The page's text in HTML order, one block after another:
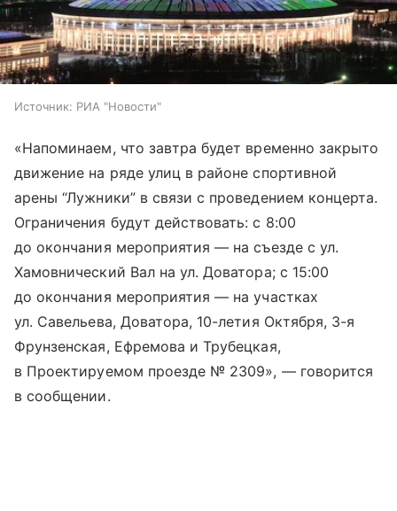
Источник: РИА "Новости"
«Напоминаем, что завтра будет временно закрыто
движение на ряде улиц в районе спортивной
арены “Лужники” в связи с проведением концерта.
Ограничения будут действовать: с 8:00
до окончания мероприятия — на съезде с ул.
Хамовнический Вал на ул. Доватора; с 15:00
до окончания мероприятия — на участках
ул. Савельева, Доватора, 10-летия Октября, 3-я
Фрунзенская, Ефремова и Трубецкая,
в Проектируемом проезде № 2309», — говорится
в сообщении.